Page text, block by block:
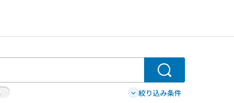
検索
絞り込み条件